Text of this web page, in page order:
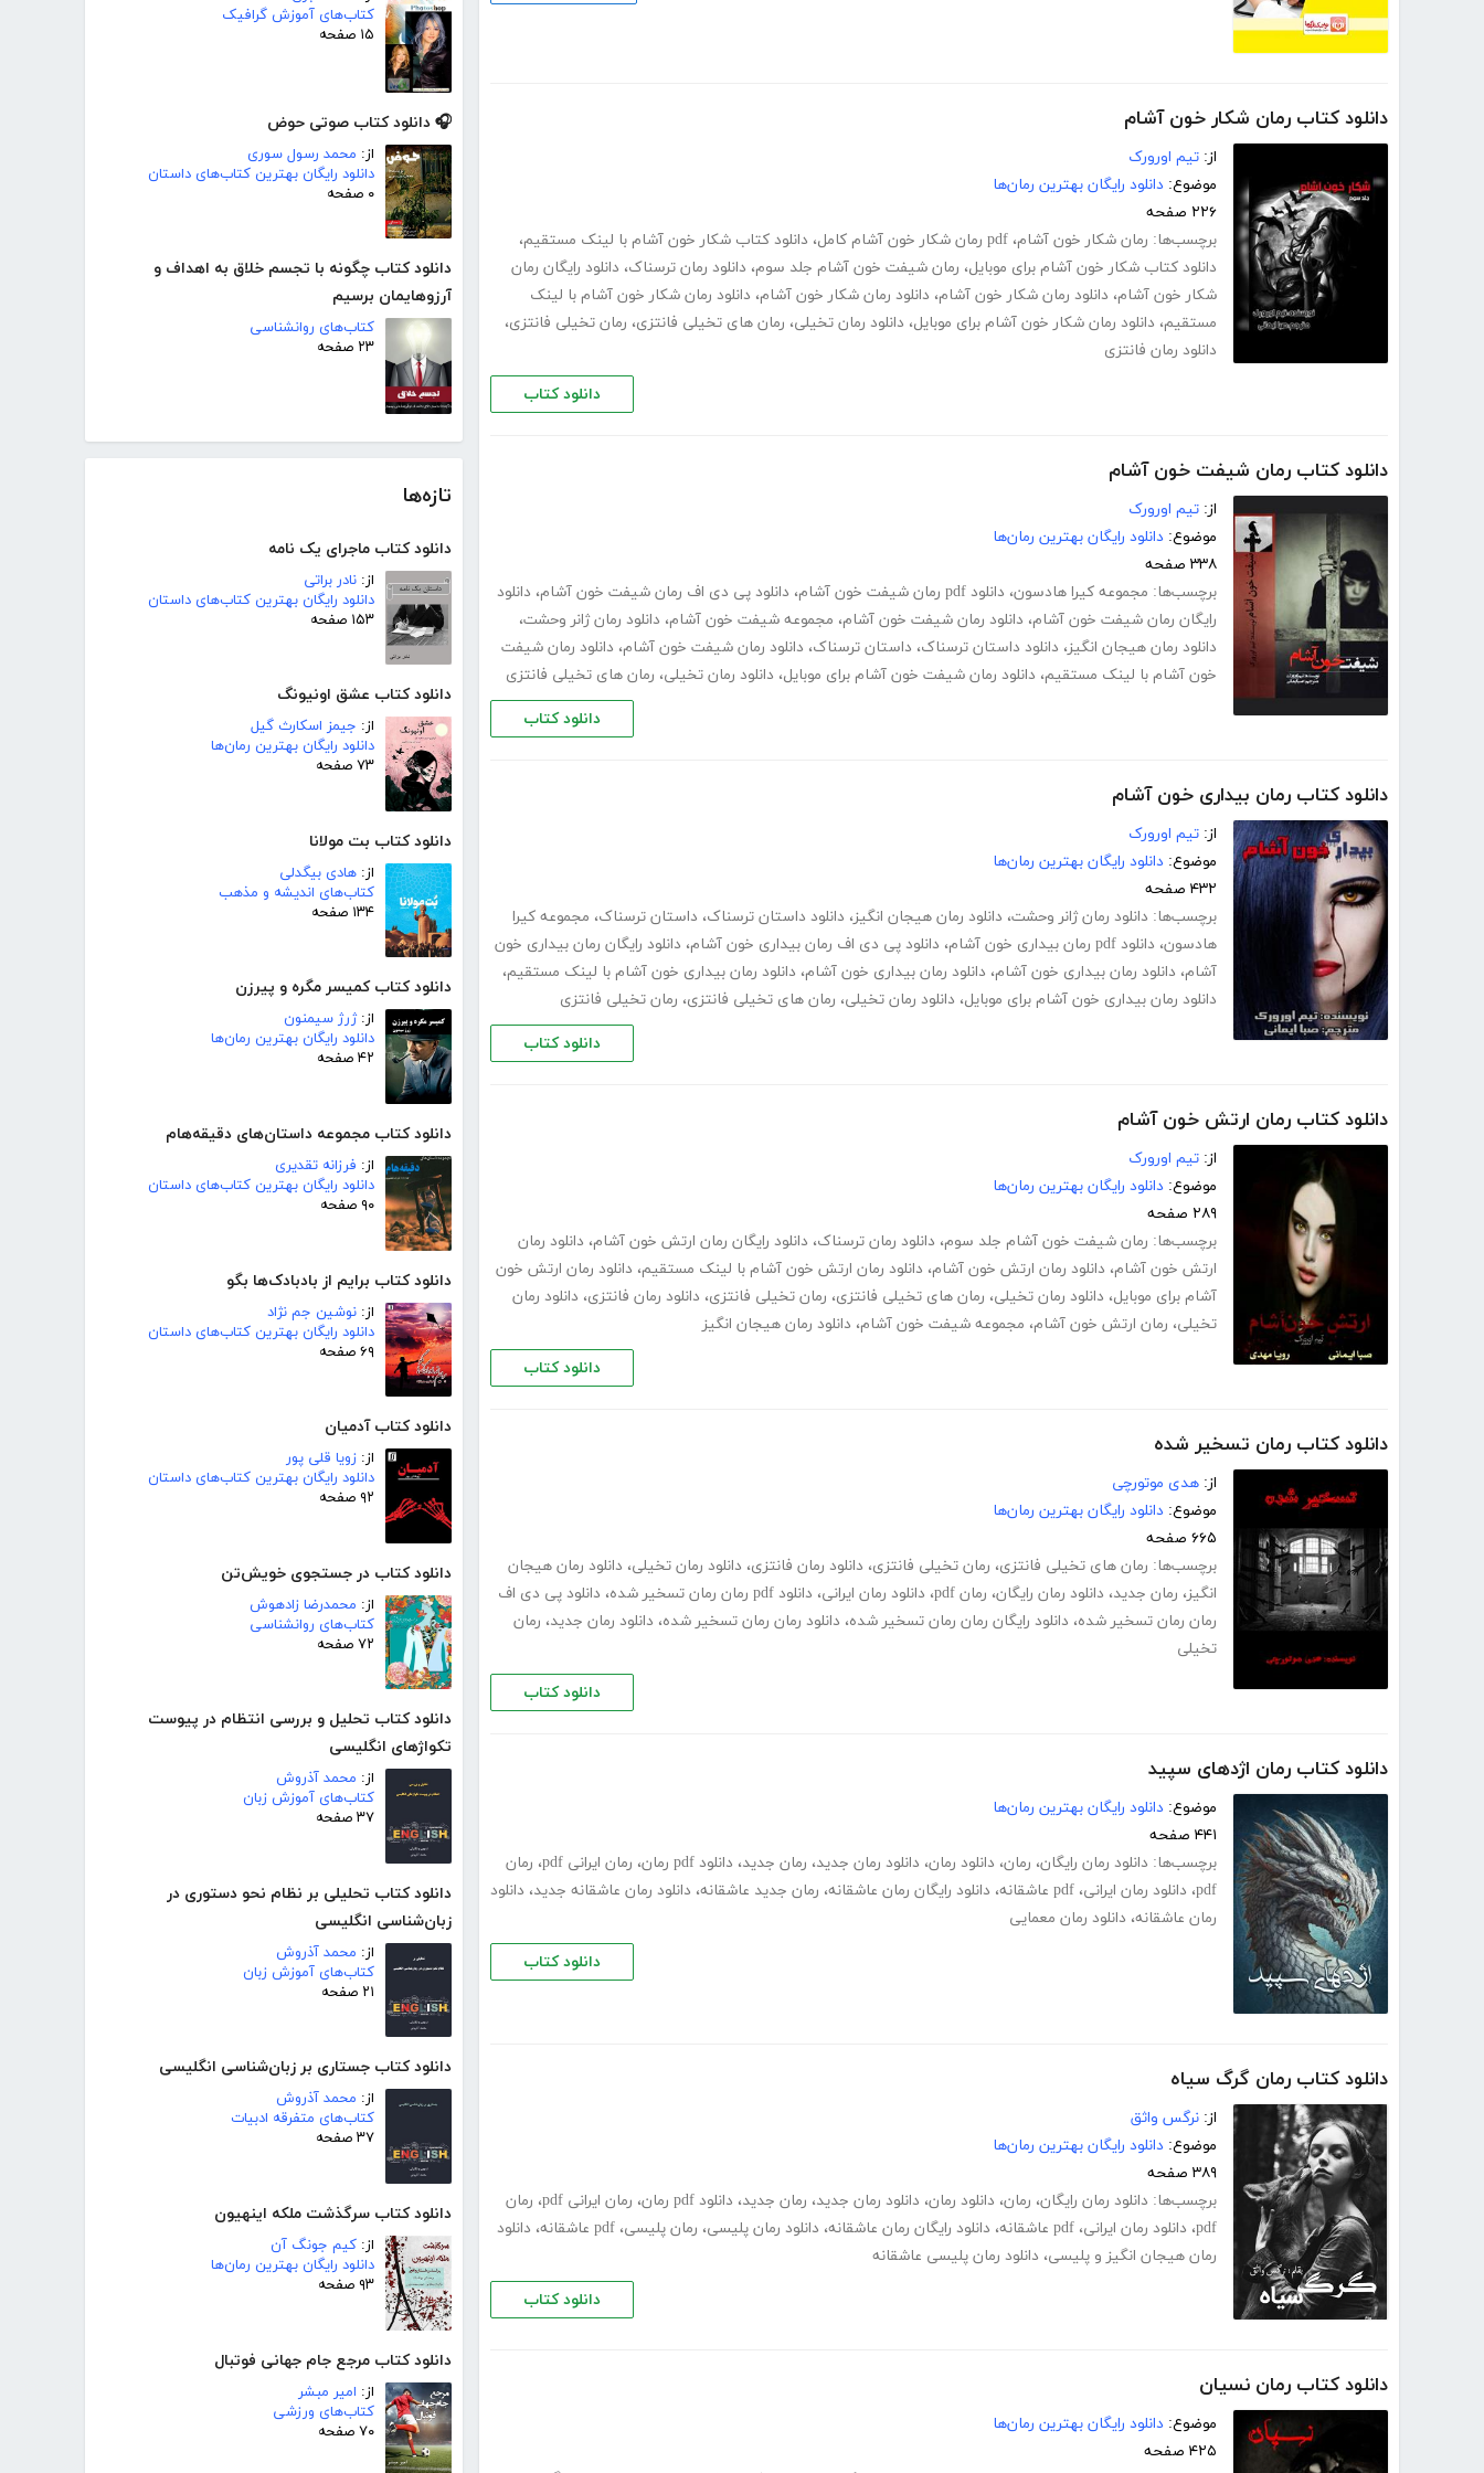
کتاب‌های آموزش گرافیک
۱۵ صفحه
🎧 دانلود کتاب صوتی حوض
از: محمد رسول سوری
دانلود رایگان بهترین کتاب‌های داستان
۰ صفحه
دانلود کتاب چگونه با تجسم خلاق به اهداف و
آرزوهایمان برسیم
کتاب‌های روانشناسی
۲۳ صفحه
تازه‌ها
دانلود کتاب ماجرای یک نامه
از: نادر براتی
دانلود رایگان بهترین کتاب‌های داستان
۱۵۳ صفحه
دانلود کتاب عشق اونیونگ
از: جیمز اسکارث گیل
دانلود رایگان بهترین رمان‌ها
۷۳ صفحه
دانلود کتاب بت مولانا
از: هادی بیگدلی
کتاب‌های اندیشه و مذهب
۱۳۴ صفحه
دانلود کتاب کمیسر مگره و پیرزن
از:ژرژ سیمنون
دانلود رایگان بهترین رمان‌ها
۴۲ صفحه
دانلود کتاب مجموعه داستان‌های دقیقه‌هام
از: فرزانه تقدیری
دانلود رایگان بهترین کتاب‌های داستان
۹۰ صفحه
دانلود کتاب برایم از بادبادک‌ها بگو
از: نوشین جم نژاد
دانلود رایگان بهترین کتاب‌های داستان
۶۹ صفحه
دانلود کتاب آدمیان
از: زویا قلی پور
دانلود رایگان بهترین کتاب‌های داستان
۹۲ صفحه
دانلود کتاب در جستجوی خویش‌تن
از: محمدرضا زادهوش
کتاب‌های روانشناسی
۷۲ صفحه
دانلود کتاب تحلیل و بررسی انتظام در پیوست
تکواژهای انگلیسی
از: محمد آذروش
کتاب‌های آموزش زبان
۳۷ صفحه
دانلود کتاب تحلیلی بر نظام نحو دستوری در
زبان‌شناسی انگلیسی
از: محمد آذروش
کتاب‌های آموزش زبان
۲۱ صفحه
دانلود کتاب جستاری بر زبان‌شناسی انگلیسی
از: محمد آذروش
کتاب‌های متفرقه ادبیات
۳۷ صفحه
دانلود کتاب سرگذشت ملکه اینهیون
از: کیم جونگ آن
دانلود رایگان بهترین رمان‌ها
۹۳ صفحه
دانلود کتاب مرجع جام جهانی فوتبال
از: امیر مبشر
کتاب‌های ورزشی
۷۰ صفحه
دانلود کتاب رمان شکار خون آشام
از: تیم اورورک
موضوع: دانلود رایگان بهترین رمان‌ها
۲۲۶ صفحه
برچسب‌ها: رمان شکار خون آشام، pdf رمان شکار خون آشام کامل ، دانلود کتاب شکار خون آشام با لینک مستقیم،
دانلود کتاب شکار خون آشام برای موبایل، رمان شیفت خون آشام جلد سوم، دانلود رمان ترسناک، دانلود رایگان رمان
شکار خون آشام، دانلود رمان شکار خون آشام، دانلود رمان شکار خون آشام، دانلود رمان شکار خون آشام با لینک
مستقیم، دانلود رمان شکار خون آشام برای موبایل، دانلود رمان تخیلی، رمان های تخیلی فانتزی، رمان تخیلی فانتزی،
دانلود رمان فانتزی
دانلود کتاب
دانلود کتاب رمان شیفت خون آشام
از: تیم اورورک
موضوع: دانلود رایگان بهترین رمان‌ها
۳۳۸ صفحه
برچسب‌ها: مجموعه کیرا هادسون، دانلود pdf رمان شیفت خون آشام ، دانلود پی دی اف رمان شیفت خون آشام، دانلود
رایگان رمان شیفت خون آشام، دانلود رمان شیفت خون آشام، مجموعه شیفت خون آشام، دانلود رمان ژانر وحشت،
دانلود رمان هیجان انگیز، دانلود داستان ترسناک، داستان ترسناک، دانلود رمان شیفت خون آشام، دانلود رمان شیفت
خون آشام با لینک مستقیم، دانلود رمان شیفت خون آشام برای موبایل، دانلود رمان تخیلی، رمان های تخیلی فانتزی
دانلود کتاب
دانلود کتاب رمان بیداری خون آشام
از: تیم اورورک
موضوع: دانلود رایگان بهترین رمان‌ها
۴۳۲ صفحه
برچسب‌ها: دانلود رمان ژانر وحشت، دانلود رمان هیجان انگیز، دانلود داستان ترسناک، داستان ترسناک، مجموعه کیرا
هادسون، دانلود pdf رمان بیداری خون آشام ، دانلود پی دی اف رمان بیداری خون آشام، دانلود رایگان رمان بیداری خون
آشام، دانلود رمان بیداری خون آشام، دانلود رمان بیداری خون آشام، دانلود رمان بیداری خون آشام با لینک مستقیم،
دانلود رمان بیداری خون آشام برای موبایل، دانلود رمان تخیلی، رمان های تخیلی فانتزی، رمان تخیلی فانتزی
دانلود کتاب
دانلود کتاب رمان ارتش خون آشام
از: تیم اورورک
موضوع: دانلود رایگان بهترین رمان‌ها
۲۸۹ صفحه
برچسب‌ها: رمان شیفت خون آشام جلد سوم، دانلود رمان ترسناک، دانلود رایگان رمان ارتش خون آشام، دانلود رمان
ارتش خون آشام، دانلود رمان ارتش خون آشام، دانلود رمان ارتش خون آشام با لینک مستقیم، دانلود رمان ارتش خون
آشام برای موبایل، دانلود رمان تخیلی، رمان های تخیلی فانتزی، رمان تخیلی فانتزی، دانلود رمان فانتزی، دانلود رمان
تخیلی، رمان ارتش خون آشام، مجموعه شیفت خون آشام، دانلود رمان هیجان انگیز
دانلود کتاب
دانلود کتاب رمان تسخیر شده
از: هدی موتورچی
موضوع: دانلود رایگان بهترین رمان‌ها
۶۶۵ صفحه
برچسب‌ها: رمان های تخیلی فانتزی، رمان تخیلی فانتزی، دانلود رمان فانتزی، دانلود رمان تخیلی، دانلود رمان هیجان
انگیز، رمان جدید، دانلود رمان رایگان، رمان pdf ، دانلود رمان ایرانی، دانلود pdf رمان رمان تسخیر شده ، دانلود پی دی اف
رمان رمان تسخیر شده، دانلود رایگان رمان رمان تسخیر شده، دانلود رمان رمان تسخیر شده، دانلود رمان جدید، رمان
تخیلی
دانلود کتاب
دانلود کتاب رمان اژدهای سپید
موضوع: دانلود رایگان بهترین رمان‌ها
۴۴۱ صفحه
برچسب‌ها: دانلود رمان رایگان، رمان، دانلود رمان، دانلود رمان جدید، رمان جدید، دانلود pdf رمان ، رمان ایرانی pdf ، رمان
pdf، دانلود رمان ایرانی، pdf عاشقانه ، دانلود رایگان رمان عاشقانه، رمان جدید عاشقانه، دانلود رمان عاشقانه جدید، دانلود
رمان عاشقانه، دانلود رمان معمایی
دانلود کتاب
دانلود کتاب رمان گرگ سیاه
از: نرگس واثق
موضوع: دانلود رایگان بهترین رمان‌ها
۳۸۹ صفحه
برچسب‌ها: دانلود رمان رایگان، رمان، دانلود رمان، دانلود رمان جدید، رمان جدید، دانلود pdf رمان ، رمان ایرانی pdf ، رمان
pdf، دانلود رمان ایرانی، pdf عاشقانه ، دانلود رایگان رمان عاشقانه، دانلود رمان پلیسی، رمان پلیسی، pdf عاشقانه ، دانلود
رمان هیجان انگیز و پلیسی، دانلود رمان پلیسی عاشقانه
دانلود کتاب
دانلود کتاب رمان نسیان
موضوع: دانلود رایگان بهترین رمان‌ها
۴۲۵ صفحه